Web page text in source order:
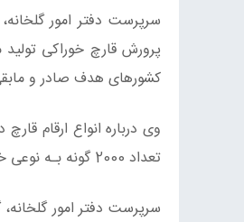
سرپرست دفتر امور
کشورهای هدف صادر و
تعداد 2000 گونه بـه نوعی خوراکی هستند و فقط 25 گونه از بین آنها به صورت تجاری تولید می‌شود.
سرپرست دفتر امور